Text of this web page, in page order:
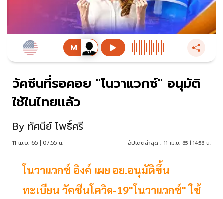
วัคซีนที่รอคอย "โนวาแวกซ์" อนุมัติ
ใช้ในไทยแล้ว
By ทัศนีย์ โพธิ์ศรี
11 เม.ย. 65 | 07:55 น. อัปเดตล่าสุด : 11 เม.ย. 65 | 14:56 น.
โนวาแวกซ์ อิงค์ เผย อย.อนุมัติขึ้น
ทะเบียน วัคซีนโควิด-19"โนวาแวกซ์" ใช้